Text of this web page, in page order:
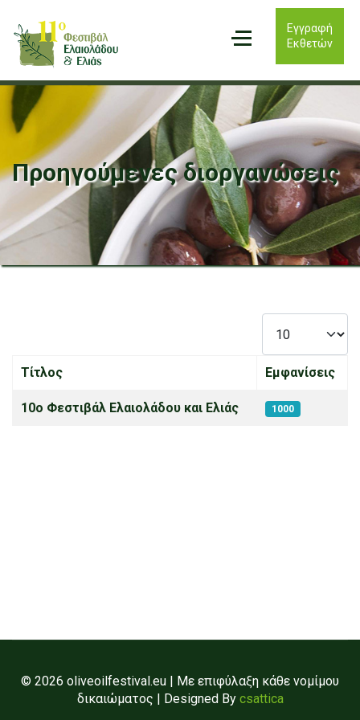
Εγγραφή
Εκθετών
Προηγούμενες διοργανώσεις
Εμφάνιση #
Τίτλος Εμφανίσεις
10ο Φεστιβάλ Ελαιολάδου και Ελιάς 1000
© 2026 oliveoilfestival.eu | Με επιφύλαξη κάθε νομίμου
δικαιώματος | Designed By csattica